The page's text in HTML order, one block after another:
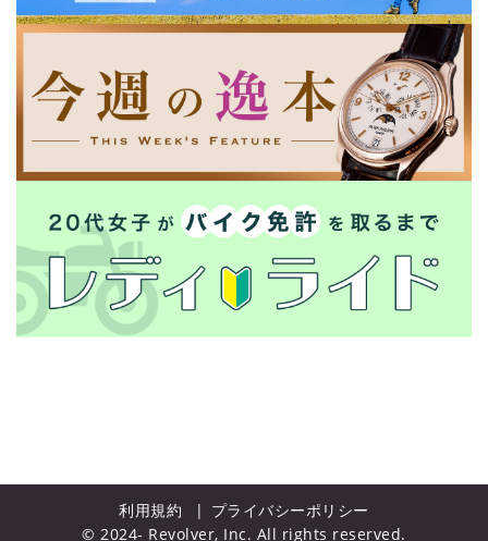
利用規約
プライバシーポリシー
© 2024- Revolver, Inc. All rights reserved.